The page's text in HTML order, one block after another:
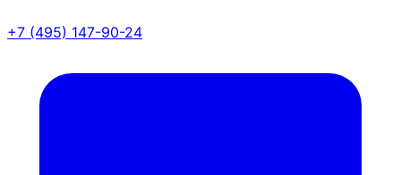
+7 (495) 147-90-24